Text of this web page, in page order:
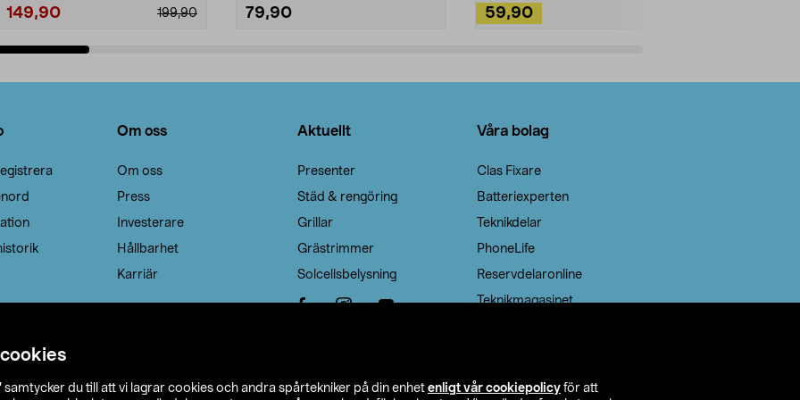
samtycker du till att vi lagrar cookies och andra spårtekniker på din enhet enligt vår cookiepolicy för att
199,90
149,90 79,90 59,90
Om oss
Om oss
Press
Investerare
Hållbarhet
Karriär
Aktuellt
Presenter
Städ & rengöring
Grillar
Grästrimmer
Solcellsbelysning
Våra bolag
Clas Fixare
Batteriexperten
Teknikdelar
PhoneLife
Reservdelaronline
Teknikmagasinet